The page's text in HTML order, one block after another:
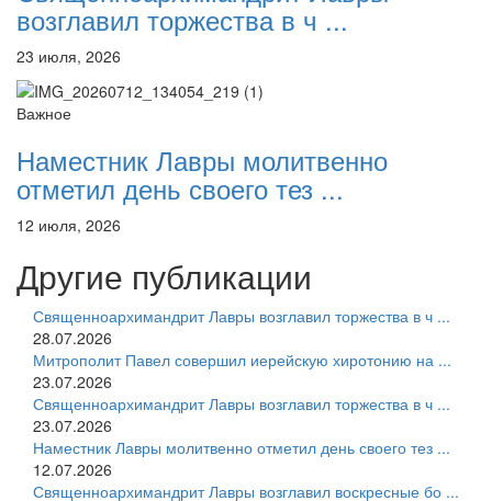
возглавил торжества в ч ...
23 июля, 2026
Важное
Наместник Лавры молитвенно
отметил день своего тез ...
12 июля, 2026
Другие публикации
Священноархимандрит Лавры возглавил торжества в ч ...
28.07.2026
Митрополит Павел совершил иерейскую хиротонию на ...
23.07.2026
Священноархимандрит Лавры возглавил торжества в ч ...
23.07.2026
Наместник Лавры молитвенно отметил день своего тез ...
12.07.2026
Священноархимандрит Лавры возглавил воскресные бо ...